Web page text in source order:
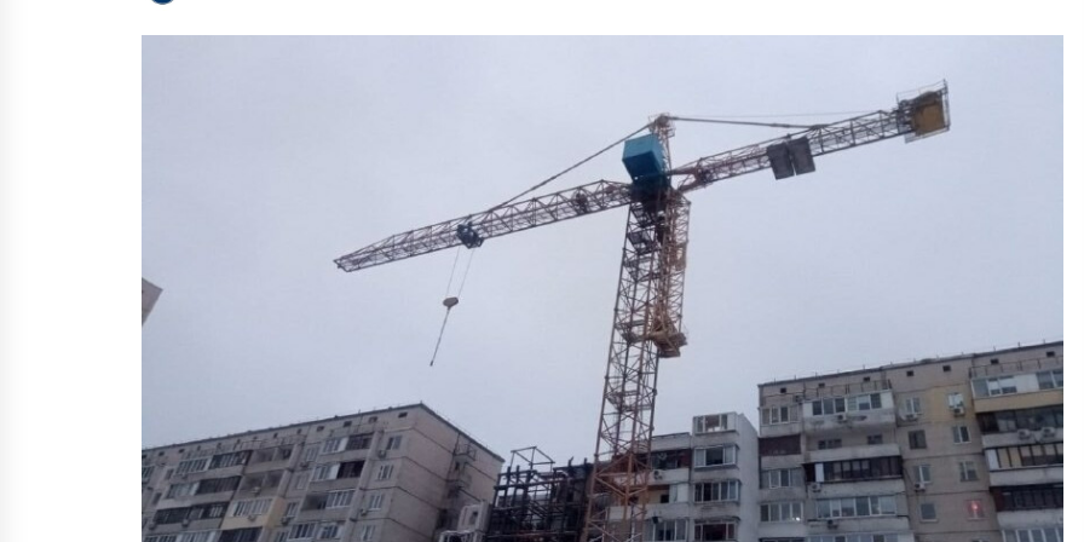
ТЦК постійним сервісом
12 місяців ago
Чи варто ремонтувати батарею
електроінструмента?
1 рік ago